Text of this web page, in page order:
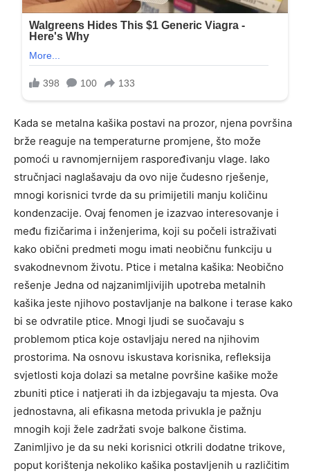
Kada se metalna kašika postavi na prozor, njena površina
brže reaguje na temperaturne promjene, što može
pomoći u ravnomjernijem raspoređivanju vlage. Iako
stručnjaci naglašavaju da ovo nije čudesno rješenje,
mnogi korisnici tvrde da su primijetili manju količinu
kondenzacije. Ovaj fenomen je izazvao interesovanje i
među fizičarima i inženjerima, koji su počeli istraživati
kako obični predmeti mogu imati neobičnu funkciju u
svakodnevnom životu. Ptice i metalna kašika: Neobično
rešenje Jedna od najzanimljivijih upotreba metalnih
kašika jeste njihovo postavljanje na balkone i terase kako
bi se odvratile ptice. Mnogi ljudi se suočavaju s
problemom ptica koje ostavljaju nered na njihovim
prostorima. Na osnovu iskustava korisnika, refleksija
svjetlosti koja dolazi sa metalne površine kašike može
zbuniti ptice i natjerati ih da izbjegavaju ta mjesta. Ova
jednostavna, ali efikasna metoda privukla je pažnju
mnogih koji žele zadržati svoje balkone čistima.
Zanimljivo je da su neki korisnici otkrili dodatne trikove,
poput korištenja nekoliko kašika postavljenih u različitim